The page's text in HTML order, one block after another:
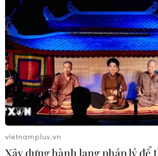
vietnamplus.vn
Xây dựng hành lang pháp lý để